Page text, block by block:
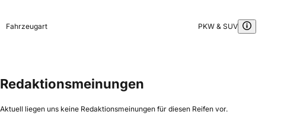
Fahrzeugart PKW & SUV
Redaktionsmeinungen
Aktuell liegen uns keine Redaktionsmeinungen für diesen Reifen vor.